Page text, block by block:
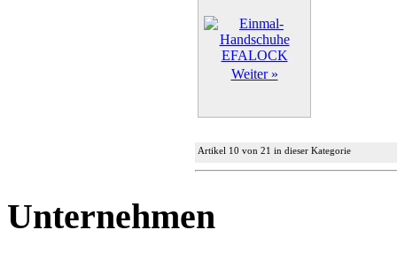
Weiter »
Artikel 10 von 21 in dieser Kategorie
Unternehmen